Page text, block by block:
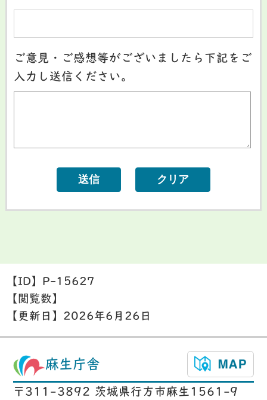
ご意見・ご感想等がございましたら下記をご
入力し送信ください。
【ID】 P-15627
【閲覧数】
【更新日】 2026年6月26日
麻生庁舎
〒311-3892 茨城県行方市麻生1561-9